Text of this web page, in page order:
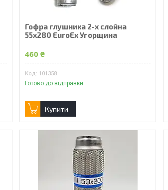
Гофра глушника 2-х слойна
55x280 EuroEx Угорщина
460 ₴
101358
Готово до відправки
Купити